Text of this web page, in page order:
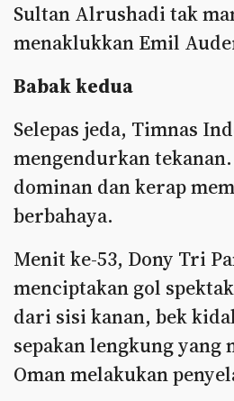
Sultan Alrushadi tak
menaklukkan Emil
Babak kedua
Selepas jeda, Timnas
mengendurkan
dominan dan kerap
berbahaya.
Menit ke-53, Dony Tri
menciptakan gol
dari sisi kanan, bek
sepakan lengkung yang
Oman melakukan